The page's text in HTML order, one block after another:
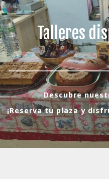
Talleres
Descubre
¡Reserva tu plaza y